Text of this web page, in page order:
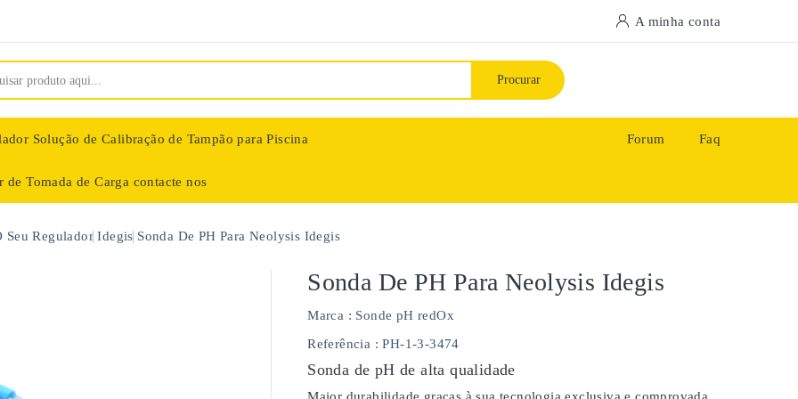
A minha conta
Procurar
Solução de Calibração de Tampão para Piscina
de Tomada de Carga contacte nos
Forum Faq
Seu Regulador Idegis Sonda De PH Para Neolysis Idegis
Sonda De PH Para Neolysis Idegis
Marca : Sonde pH redOx
Referência : PH-1-3-3474
Sonda de pH de alta qualidade